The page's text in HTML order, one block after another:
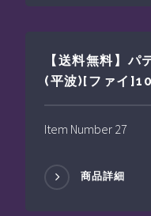
【送料無料】
(平波)[ファイ
Item Number 27
商品詳細